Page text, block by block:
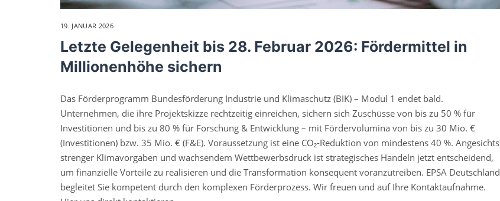
19. JANUAR 2026
Letzte Gelegenheit bis 28. Februar 2026: Fördermittel in
Millionenhöhe sichern
Das Förderprogramm Bundesförderung Industrie und Klimaschutz (BIK) – Modul 1 endet bald.
Unternehmen, die ihre Projektskizze rechtzeitig einreichen, sichern sich Zuschüsse von bis zu 50 % für
Investitionen und bis zu 80 % für Forschung & Entwicklung – mit Fördervolumina von bis zu 30 Mio. €
(Investitionen) bzw. 35 Mio. € (F&E). Voraussetzung ist eine CO₂-Reduktion von mindestens 40 %. Angesichts
strenger Klimavorgaben und wachsendem Wettbewerbsdruck ist strategisches Handeln jetzt entscheidend,
um finanzielle Vorteile zu realisieren und die Transformation konsequent voranzutreiben. EPSA Deutschland
begleitet Sie kompetent durch den komplexen Förderprozess. Wir freuen und auf Ihre Kontaktaufnahme.